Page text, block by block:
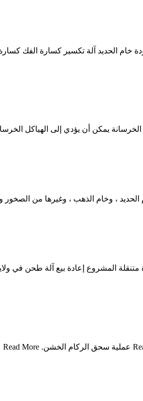
خام الحديد آلة تكسير كسارة الفك
الخرسانة يمكن أن يؤدي إلى الهياكل
، وخام الذهب ، وغيرها من الصخور